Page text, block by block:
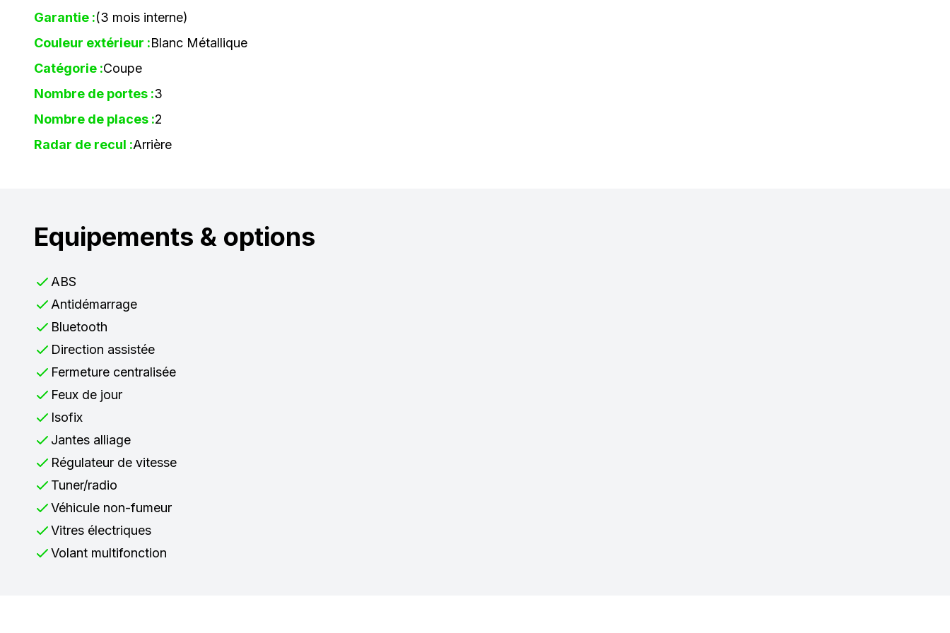
Garantie :(3 mois interne)
Couleur extérieur :Blanc Métallique
Catégorie :Coupe
Nombre de portes :3
Nombre de places :2
Radar de recul :Arrière
Equipements & options
ABS
Antidémarrage
Bluetooth
Direction assistée
Fermeture centralisée
Feux de jour
Isofix
Jantes alliage
Régulateur de vitesse
Tuner/radio
Véhicule non-fumeur
Vitres électriques
Volant multifonction